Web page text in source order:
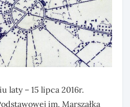
laty – 15 lipca 2016r.
im. Marszałka